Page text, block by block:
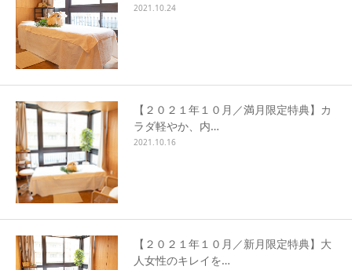
2021.10.24
【２０２１年１０月／満月限定特典】カ
ラダ軽やか、内…
2021.10.16
【２０２１年１０月／新月限定特典】大
人女性のキレイを…